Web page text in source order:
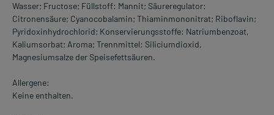
Wasser; Fructose; Füllstoff: Mannit; Säureregulator:
Citronensäure; Cyanocobalamin; Thiaminmononitrat; Riboflavin;
Pyridoxinhydrochlorid; Konservierungsstoffe: Natriumbenzoat,
Kaliumsorbat; Aroma; Trennmittel: Siliciumdioxid,
Magnesiumsalze der Speisefettsäuren.
Allergene:
Keine enthalten.